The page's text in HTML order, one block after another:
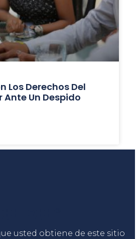
Los Derechos Del
Un Despido
usted obtiene de este sitio